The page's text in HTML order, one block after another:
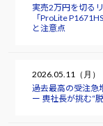
実売2万円を切る
「ProLite
と注意点
2026.05.11（月）
過去最高の受注急
ー 軣社長が挑む“